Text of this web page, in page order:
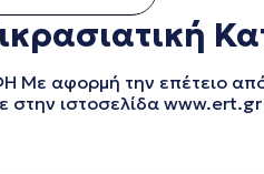
αφορμή την επέτειο
στην ιστοσελίδα